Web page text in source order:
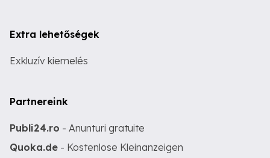
Extra lehetőségek
Exkluzív kiemelés
Partnereink
Publi24.ro - Anunturi gratuite
Quoka.de - Kostenlose Kleinanzeigen